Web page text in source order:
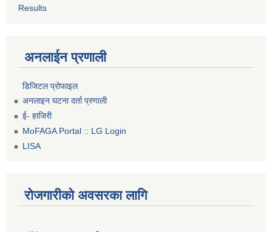
Results
अनलाईन प्रणाली
डिजिटल प्रोफाइल
अनलाइन घटना दर्ता प्रणाली
ई- हाजिरी
MoFAGA Portal :: LG Login
LISA
रोजगारीको अवसरका लागि